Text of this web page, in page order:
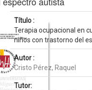
Título :
Terapia ocupacional en
niños con trastorno del
Autor :
Cristo Pérez, Raquel
Tutor: